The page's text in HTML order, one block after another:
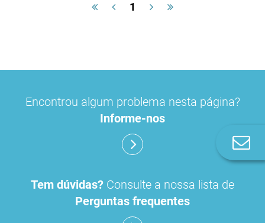
1
Encontrou algum problema nesta página?
Informe-nos
Tem dúvidas? Consulte a nossa lista de
Perguntas frequentes